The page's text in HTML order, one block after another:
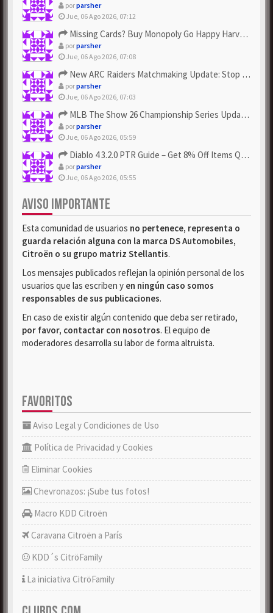
porparsher
Jue, 06 Ago 2026, 07:12
Missing Cards? Buy Monopoly Go Happy Harvest with Looney Tun...
porparsher
Jue, 06 Ago 2026, 07:08
New ARC Raiders Matchmaking Update: Stop Failed - Grab Bluep...
porparsher
Jue, 06 Ago 2026, 07:03
MLB The Show 26 Championship Series Update! Get Cheap & ...
porparsher
Jue, 06 Ago 2026, 05:59
Diablo 4 3.2.0 PTR Guide – Get 8% Off Items Quickly to Test ...
porparsher
Jue, 06 Ago 2026, 05:55
AVISO IMPORTANTE
Esta comunidad de usuarios no pertenece, representa o
guarda relación alguna con la marca DS Automobiles,
Citroën o su grupo matriz Stellantis.
Los mensajes publicados reflejan la opinión personal de los
usuarios que las escriben y en ningún caso somos
responsables de sus publicaciones.
En caso de existir algún contenido que deba ser retirado,
por favor, contactar con nosotros. El equipo de
moderadores desarrolla su labor de forma altruista.
FAVORITOS
Aviso Legal y Condiciones de Uso
Política de Privacidad y Cookies
Eliminar Cookies
Chevronazos: ¡Sube tus fotos!
Macro KDD Citroën
Caravana Citroën a París
KDD´s CitröFamily
La iniciativa CitröFamily